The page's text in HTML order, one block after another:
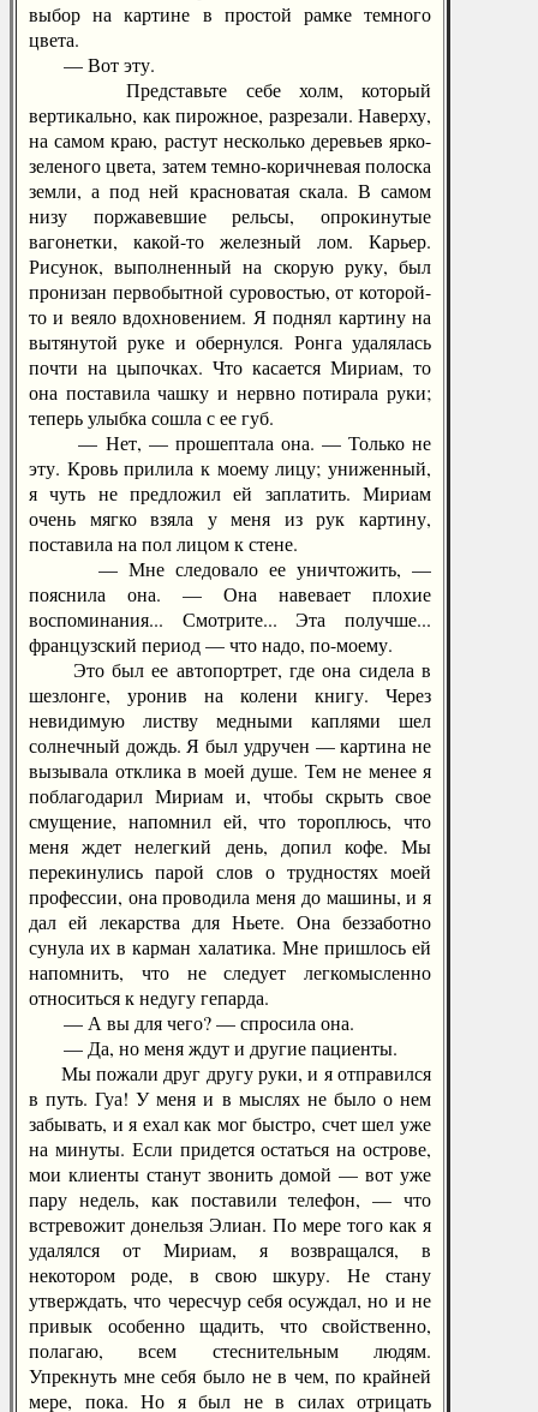
выбор на картине в простой рамке темного
цвета.
— Вот эту.
Представьте себе холм, который
вертикально, как пирожное, разрезали. Наверху,
на самом краю, растут несколько деревьев ярко-
зеленого цвета, затем темно-коричневая полоска
земли, а под ней красноватая скала. В самом
низу поржавевшие рельсы, опрокинутые
вагонетки, какой-то железный лом. Карьер.
Рисунок, выполненный на скорую руку, был
пронизан первобытной суровостью, от которой-
то и веяло вдохновением. Я поднял картину на
вытянутой руке и обернулся. Ронга удалялась
почти на цыпочках. Что касается Мириам, то
она поставила чашку и нервно потирала руки;
теперь улыбка сошла с ее губ.
— Нет, — прошептала она. — Только не
эту. Кровь прилила к моему лицу; униженный,
я чуть не предложил ей заплатить. Мириам
очень мягко взяла у меня из рук картину,
поставила на пол лицом к стене.
— Мне следовало ее уничтожить, —
пояснила она. — Она навевает плохие
воспоминания... Смотрите... Эта получше...
французский период — что надо, по-моему.
Это был ее автопортрет, где она сидела в
шезлонге, уронив на колени книгу. Через
невидимую листву медными каплями шел
солнечный дождь. Я был удручен — картина не
вызывала отклика в моей душе. Тем не менее я
поблагодарил Мириам и, чтобы скрыть свое
смущение, напомнил ей, что тороплюсь, что
меня ждет нелегкий день, допил кофе. Мы
перекинулись парой слов о трудностях моей
профессии, она проводила меня до машины, и я
дал ей лекарства для Ньете. Она беззаботно
сунула их в карман халатика. Мне пришлось ей
напомнить, что не следует легкомысленно
относиться к недугу гепарда.
— А вы для чего? — спросила она.
— Да, но меня ждут и другие пациенты.
Мы пожали друг другу руки, и я отправился
в путь. Гуа! У меня и в мыслях не было о нем
забывать, и я ехал как мог быстро, счет шел уже
на минуты. Если придется остаться на острове,
мои клиенты станут звонить домой — вот уже
пару недель, как поставили телефон, — что
встревожит донельзя Элиан. По мере того как я
удалялся от Мириам, я возвращался, в
некотором роде, в свою шкуру. Не стану
утверждать, что чересчур себя осуждал, но и не
привык особенно щадить, что свойственно,
полагаю, всем стеснительным людям.
Упрекнуть мне себя было не в чем, по крайней
мере, пока. Но я был не в силах отрицать